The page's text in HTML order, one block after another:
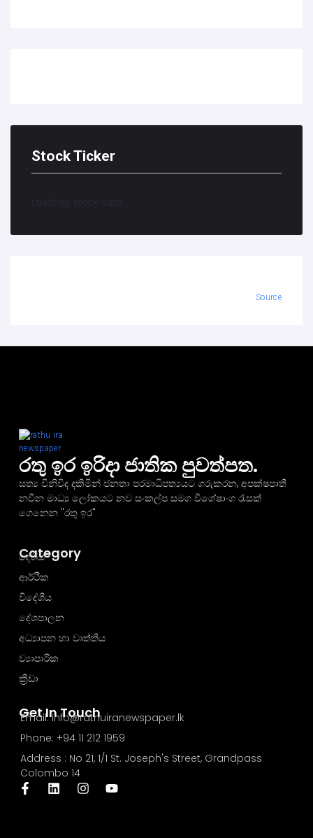
Stock Ticker
Loading stock data...
Source
රතු ඉර ඉරිදා ජාතික පුවත්පත.
සත්‍ය විනිවිද දකිමින් ජනතා පරමාධිපත්‍යයට ගරුකරන, අපක්ෂපාතී
නවීන මාධ්‍ය ලෝකයට නව සංකල්ප සමග විශේෂාංග රැසක්
ගෙනෙන "රතු ඉර"
Get In Touch
Email: info@rathuiranewspaper.lk
Phone: +94 11 212 1959
Address : No 21, 1/1 St. Joseph's Street, Grandpass
Colombo 14
Category
දේශීය
ආර්ථික
විදේශීය
දේශපාලන
අධ්‍යාපන හා වෘත්තීය
ව්‍යාපාරික
ක්‍රීඩා